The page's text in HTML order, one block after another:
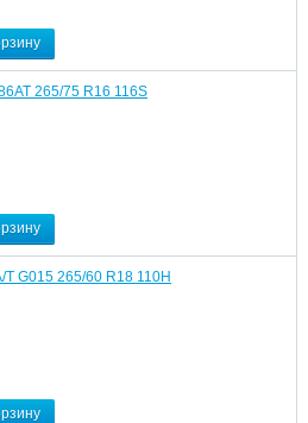
265/75 R16 116S
G015 265/60 R18 110H